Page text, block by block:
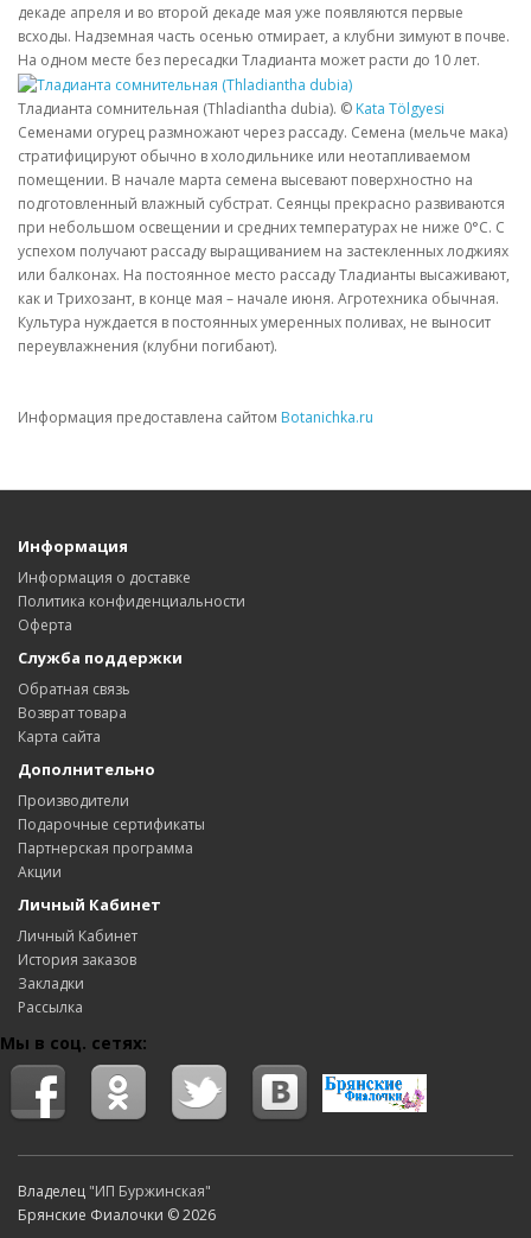
декаде апреля и во второй декаде мая уже появляются первые
всходы. Надземная часть осенью отмирает, а клубни зимуют в почве.
На одном месте без пересадки Тладианта может расти до 10 лет.
Тладианта сомнительная (Thladiantha dubia). © Kata Tölgyesi
Семенами огурец размножают через рассаду. Семена (мельче мака)
стратифицируют обычно в холодильнике или неотапливаемом
помещении. В начале марта семена высевают поверхностно на
подготовленный влажный субстрат. Сеянцы прекрасно развиваются
при небольшом освещении и средних температурах не ниже 0°С. С
успехом получают рассаду выращиванием на застекленных лоджиях
или балконах. На постоянное место рассаду Тладианты высаживают,
как и Трихозант, в конце мая – начале июня. Агротехника обычная.
Культура нуждается в постоянных умеренных поливах, не выносит
переувлажнения (клубни погибают).
Информация предоставлена сайтом Botanichka.ru
Информация
Информация о доставке
Политика конфиденциальности
Оферта
Служба поддержки
Обратная связь
Возврат товара
Карта сайта
Дополнительно
Производители
Подарочные сертификаты
Партнерская программа
Акции
Личный Кабинет
Личный Кабинет
История заказов
Закладки
Рассылка
Мы в соц. сетях:
Владелец "ИП Буржинская"
Брянские Фиалочки © 2026